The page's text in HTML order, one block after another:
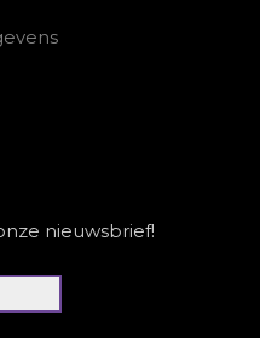
nieuwsbrief!